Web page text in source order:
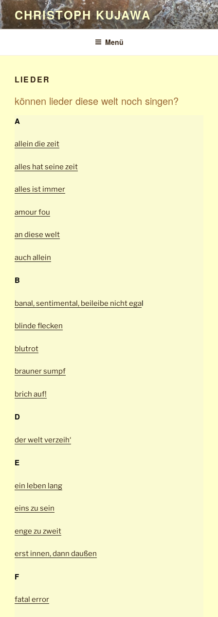
Zum
Inhalt
springen
CHRISTOPH KUJAWA
Menü
LIEDER
können lieder diese welt noch singen?
A
allein die zeit
alles hat seine zeit
alles ist immer
amour fou
an diese welt
auch allein
B
banal, sentimental, beileibe nicht egal
blinde flecken
blutrot
brauner sumpf
brich auf!
D
der welt verzeih‘
E
ein leben lang
eins zu sein
enge zu zweit
erst innen, dann daußen
F
fatal error